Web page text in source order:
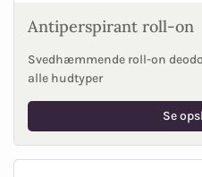
Antiperspirant roll-on
Svedhæmmende roll-on
alle hudtyper
Se